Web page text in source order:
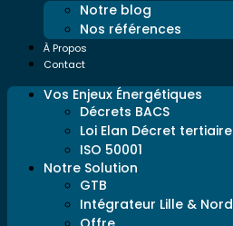
Notre blog
Nos références
À Propos
Contact
Vos Enjeux Énergétiques
Décrets BACS
Loi Elan Décret tertiaire
ISO 50001
Notre Solution
GTB
Intégrateur Lille & Nord